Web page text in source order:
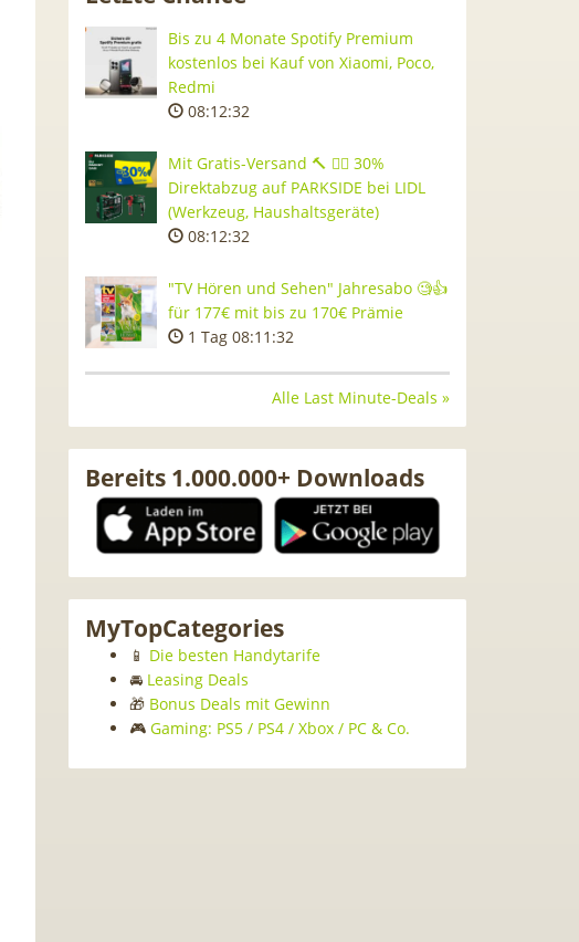
Bis zu 4 Monate Spotify Premium
kostenlos bei Kauf von Xiaomi, Poco,
Redmi
08:12:31
Mit Gratis-Versand 🔨 👷‍♂️ 30%
Direktabzug auf PARKSIDE bei LIDL
(Werkzeug, Haushaltsgeräte)
08:12:31
"TV Hören und Sehen" Jahresabo 🧐👍
für 177€ mit bis zu 170€ Prämie
1 Tag 08:11:31
Alle Last Minute-Deals »
Bereits 1.000.000+ Downloads
MyTopCategories
📱 Die besten Handytarife
🚘 Leasing Deals
🎁 Bonus Deals mit Gewinn
🎮 Gaming: PS5 / PS4 / Xbox / PC & Co.